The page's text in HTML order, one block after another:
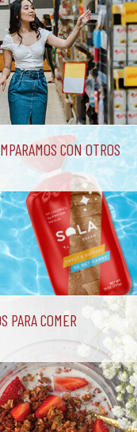
con otros
para comer